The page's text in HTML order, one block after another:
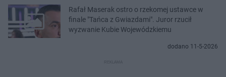
Rafał Maserak ostro o rzekomej ustawce w
finale "Tańca z Gwiazdami". Juror rzucił
wyzwanie Kubie Wojewódzkiemu
dodano 11-5-2026